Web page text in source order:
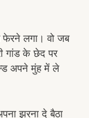
फेरने लगा। वो जब
गांड के छेद पर
अपने मुंह में ले
झरना दे बैठा